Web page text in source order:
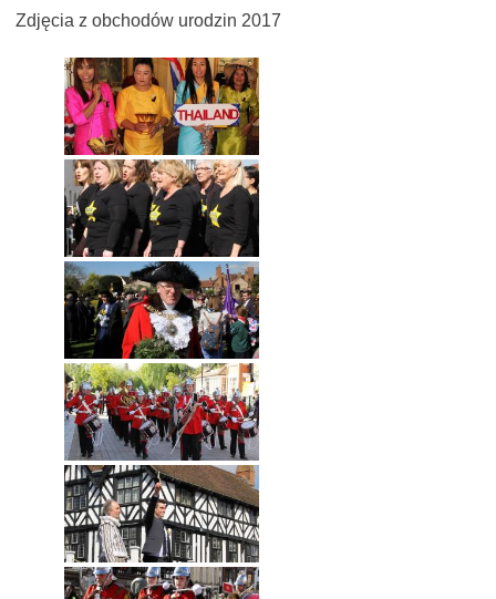
Zdjęcia z obchodów urodzin 2017